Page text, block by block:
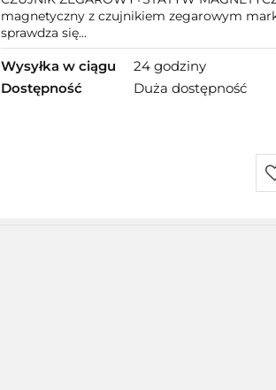
magnetyczny z czujnikiem zegarowym
sprawdza się...
Wysyłka w ciągu
24 godziny
Dostępność
Duża dostępność